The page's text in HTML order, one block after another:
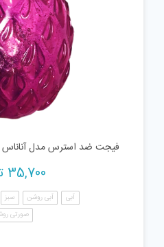
فیجت ضد استرس مدل آناناس
35,700
آبی آبی روشن سبز
صورتی